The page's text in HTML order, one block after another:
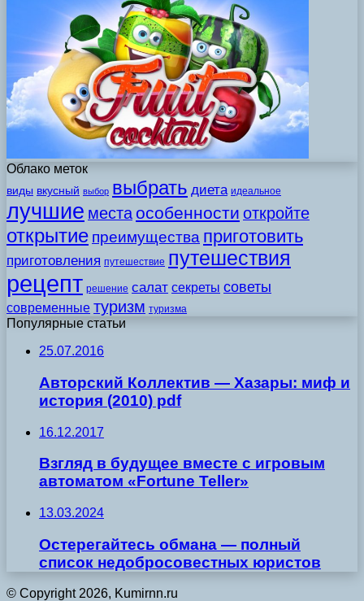
Облако меток
виды вкусный выбор выбрать диета идеальное
лучшие места особенности откройте
открытие преимущества приготовить
приготовления путешествие путешествия
рецепт решение салат секреты советы
современные туризм туризма
Популярные статьи
25.07.2016
Авторский Коллектив — Хазары: миф и
история (2010) pdf
16.12.2017
Взгляд в будущее вместе с игровым
автоматом «Fortune Teller»
13.03.2024
Остерегайтесь обмана — полный
список недобросовестных юристов
© Copyright 2026, Kumirnn.ru